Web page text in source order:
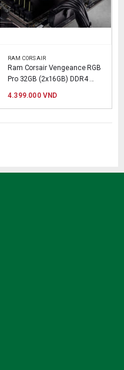
RAM CORSAIR
Ram Corsair Vengeance RGB
Pro 32GB (2x16GB) DDR4
4.399.000VND